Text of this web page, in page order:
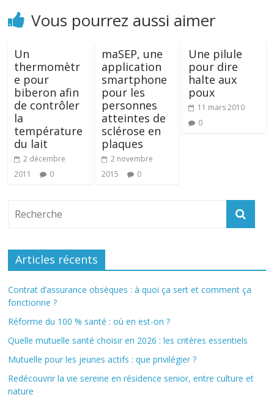
Vous pourrez aussi aimer
Un
thermomètr
e pour
biberon afin
de contrôler
la
température
du lait
2 décembre
2011
0
maSEP, une
application
smartphone
pour les
personnes
atteintes de
sclérose en
plaques
2 novembre
2015
0
Une pilule
pour dire
halte aux
poux
11 mars 2010
0
Articles récents
Contrat d’assurance obsèques : à quoi ça sert et comment ça
fonctionne ?
Réforme du 100 % santé : où en est-on ?
Quelle mutuelle santé choisir en 2026 : les critères essentiels
Mutuelle pour les jeunes actifs : que privilégier ?
Redécouvrir la vie sereine en résidence senior, entre culture et
nature